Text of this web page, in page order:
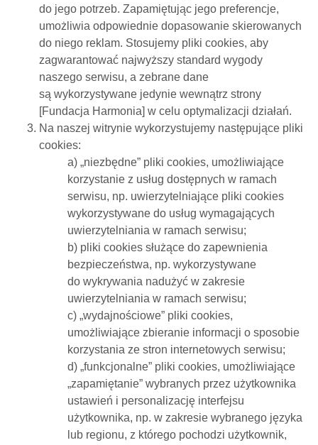
do jego potrzeb. Zapamiętując jego preferencje,
umożliwia odpowiednie dopasowanie skierowanych
do niego reklam. Stosujemy pliki cookies, aby
zagwarantować najwyższy standard wygody
naszego serwisu, a zebrane dane
są wykorzystywane jedynie wewnątrz strony
[Fundacja Harmonia] w celu optymalizacji działań.
Na naszej witrynie wykorzystujemy następujące pliki
cookies:
a) „niezbędne” pliki cookies, umożliwiające
korzystanie z usług dostępnych w ramach
serwisu, np. uwierzytelniające pliki cookies
wykorzystywane do usług wymagających
uwierzytelniania w ramach serwisu;
b) pliki cookies służące do zapewnienia
bezpieczeństwa, np. wykorzystywane
do wykrywania nadużyć w zakresie
uwierzytelniania w ramach serwisu;
c) „wydajnościowe” pliki cookies,
umożliwiające zbieranie informacji o sposobie
korzystania ze stron internetowych serwisu;
d) „funkcjonalne” pliki cookies, umożliwiające
„zapamiętanie” wybranych przez użytkownika
ustawień i personalizację interfejsu
użytkownika, np. w zakresie wybranego języka
lub regionu, z którego pochodzi użytkownik,